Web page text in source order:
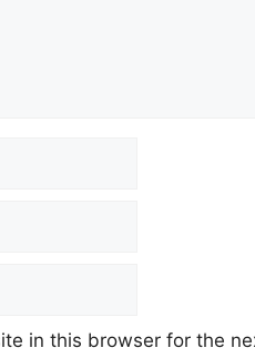
in this browser for the